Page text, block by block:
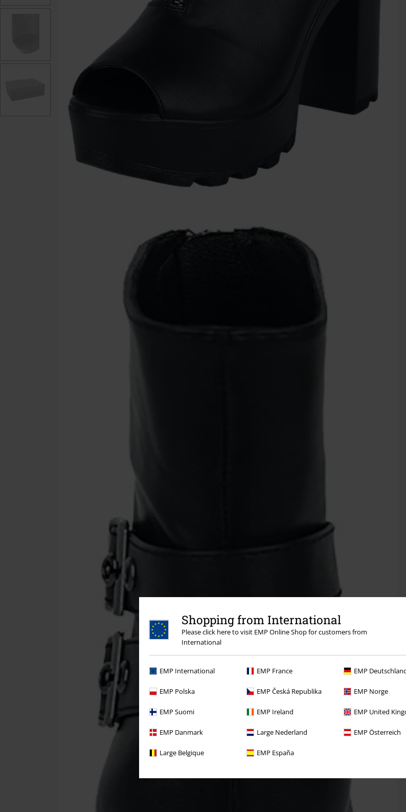
Shopping from International
Please click here to visit EMP Online Shop for customers from
International
EMP International EMP France EMP
EMP Polska EMP Česká Republika EMP Norge
EMP Suomi EMP Ireland EMP United
EMP Danmark Large Nederland EMP Österreich
Large Belgique EMP España